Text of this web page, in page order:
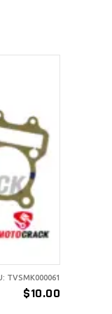
$10.00
TVSMK000061